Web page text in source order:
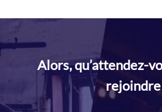
Alors, qu’attendez-
rejoindre